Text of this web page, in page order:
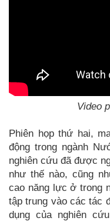
Video
Phiên họp thứ hai,
động trong ngành
nghiên cứu đã được
như thế nào, cũng
cao năng lực ở trong
tập trung vào các tác
dụng của nghiên